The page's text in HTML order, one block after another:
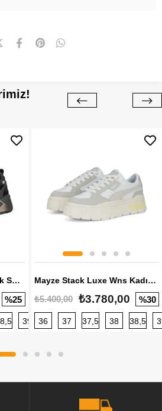
Rs-X Efekt Gradient Erkek Sneaker
%25
39 40 40,5 41 42 42,5
Mayze Stack Luxe Wns Kadın Sneaker
₺5.400,00 ₺3.780,00 %30
36 37 37,5 38 38,5